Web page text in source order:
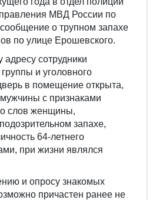
МВД России по
о трупном запахе
по улице Ерошевского.
сотрудники
и уголовного
в помещение открыта,
с признаками
слов женщины,
запахе,
64-летнего
при жизни являлся
и опросу знакомых
причастен ранее не